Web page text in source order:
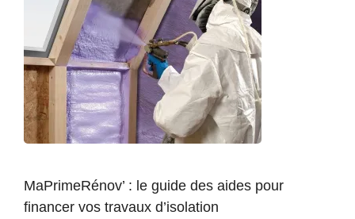
MaPrimeRénov’ : le guide des aides pour
financer vos travaux d’isolation